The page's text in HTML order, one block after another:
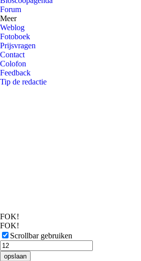
Forum
Meer
Weblog
Fotoboek
Prijsvragen
Contact
Colofon
Feedback
Tip de redactie
FOK!
FOK!
Scrollbar gebruiken
opslaan